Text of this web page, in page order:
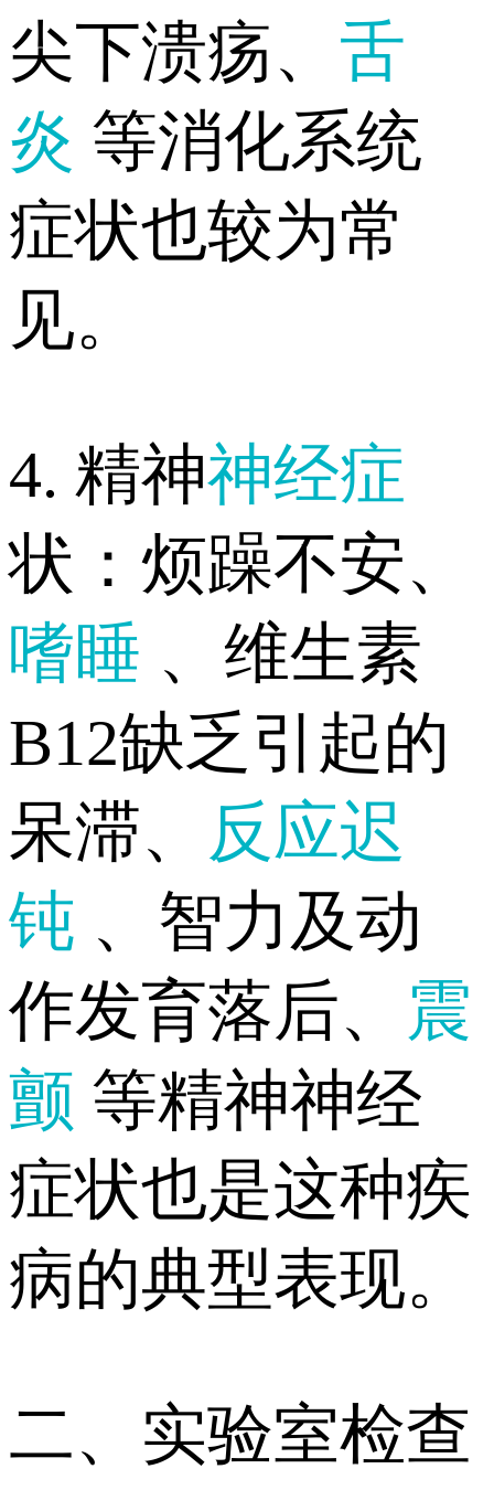
尖下溃疡、 舌
炎 等消化系统
症状也较为常
见。
4. 精神神经症
状：烦躁不安、
嗜睡 、维生素
B12缺乏引起的
呆滞、 反应迟
钝 、智力及动
作发育落后、 震
颤 等精神神经
症状也是这种疾
病的典型表现。
二、实验室检查